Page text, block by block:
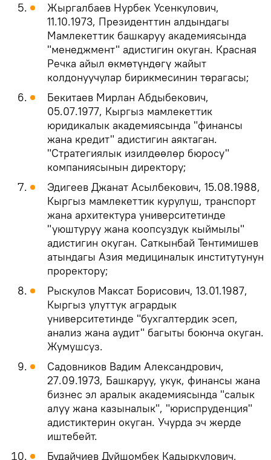
Жыргалбаев Нурбек Усенкулович,
11.10.1973, Президенттин алдындагы
Мамлекеттик башкаруу академиясында
"менеджмент" адистигин окуган. Красная
Речка айыл өкмөтүндөгү жайыт
колдонуучулар бирикмесинин төрагасы;
Бекитаев Мирлан Абдыбекович,
05.07.1977, Кыргыз мамлекеттик
юридикалык академиясында "финансы
жана кредит" адистигин аяктаган.
"Стратегиялык изилдөөлөр бюросу"
компаниясынын директору;
Эдигеев Джанат Асылбекович, 15.08.1988,
Кыргыз мамлекеттик курулуш, транспорт
жана архитектура университетинде
"уюштуруу жана коопсуздук кыймылы"
адистигин окуган. Саткынбай Тентимишев
атындагы Азия медициналык институтунун
проректору;
Рыскулов Максат Борисович, 13.01.1987,
Кыргыз улуттук агрардык
университетинде "бухгалтердик эсеп,
анализ жана аудит" багыты боюнча окуган.
Жумушсуз.
Садовников Вадим Александрович,
27.09.1973, Башкаруу, укук, финансы жана
бизнес эл аралык академиясында "салык
алуу жана казыналык", "юриспруденция"
адистиктерин окуган. Учурда эч жерде
иштебейт.
Будайчиев Дуйшомбек Кадыркулович,